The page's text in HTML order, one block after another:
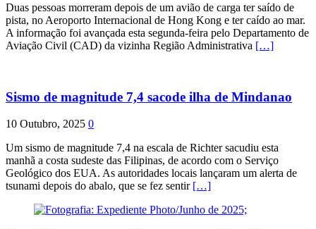
Duas pessoas morreram depois de um avião de carga ter saído de
pista, no Aeroporto Internacional de Hong Kong e ter caído ao mar.
A informação foi avançada esta segunda-feira pelo Departamento de
Aviação Civil (CAD) da vizinha Região Administrativa […]
Sismo de magnitude 7,4 sacode ilha de Mindanao
10 Outubro, 2025 0
Um sismo de magnitude 7,4 na escala de Richter sacudiu esta
manhã a costa sudeste das Filipinas, de acordo com o Serviço
Geológico dos EUA. As autoridades locais lançaram um alerta de
tsunami depois do abalo, que se fez sentir […]